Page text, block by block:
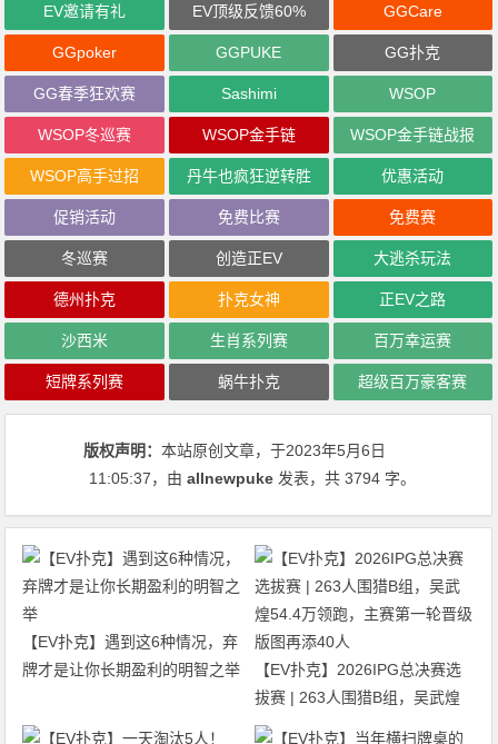
EV邀请有礼 EV顶级反馈60% GGCare
GGpoker GGPUKE GG扑克
GG春季狂欢赛 Sashimi WSOP
WSOP冬巡赛 WSOP金手链 WSOP金手链战报
WSOP高手过招 丹牛也疯狂逆转胜 优惠活动
促销活动 免费比赛 免费赛
冬巡赛 创造正EV 大逃杀玩法
德州扑克 扑克女神 正EV之路
沙西米 生肖系列赛 百万幸运赛
短牌系列赛 蜗牛扑克 超级百万豪客赛
版权声明：本站原创文章，于2023年5月6日
11:05:37，由allnewpuke 发表，共 3794 字。
【EV扑克】遇到这6种情况，弃
牌才是让你长期盈利的明智之举
【EV扑克】2026IPG总决赛选
拔赛 | 263人围猎B组，吴武煌
54.4万领跑，主赛第一轮晋级版